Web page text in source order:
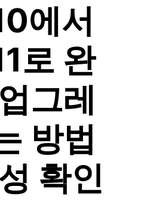
에서
로 완
그레
방법
확인